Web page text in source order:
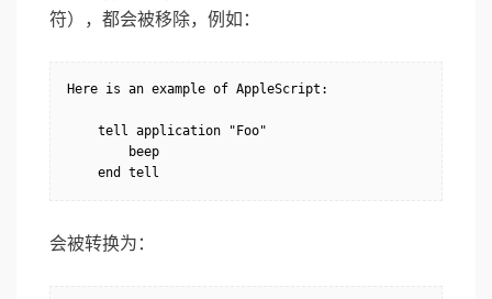
符），都会被移除，例如：
Here is an example of AppleScript:
    tell application "Foo"
        beep
    end tell
会被转换为：